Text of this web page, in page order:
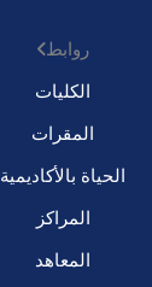
روابط
الكليات
المقرات
الحياة بالأكاديمية
المراكز
المعاهد